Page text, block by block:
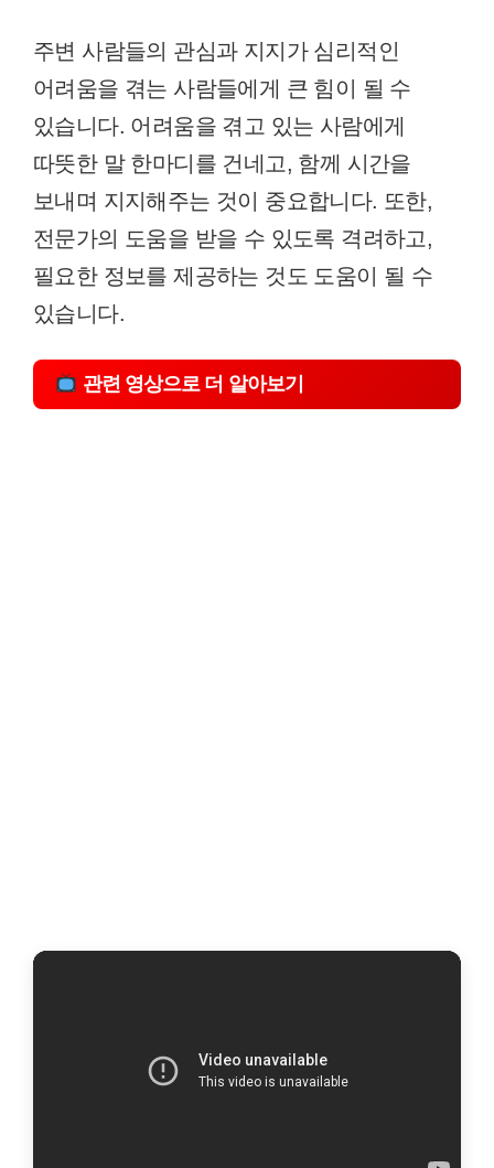
주변 사람들의 관심과 지지가 심리적인
어려움을 겪는 사람들에게 큰 힘이 될 수
있습니다. 어려움을 겪고 있는 사람에게
따뜻한 말 한마디를 건네고, 함께 시간을
보내며 지지해주는 것이 중요합니다. 또한,
전문가의 도움을 받을 수 있도록 격려하고,
필요한 정보를 제공하는 것도 도움이 될 수
있습니다.
관련 영상으로 더 알아보기